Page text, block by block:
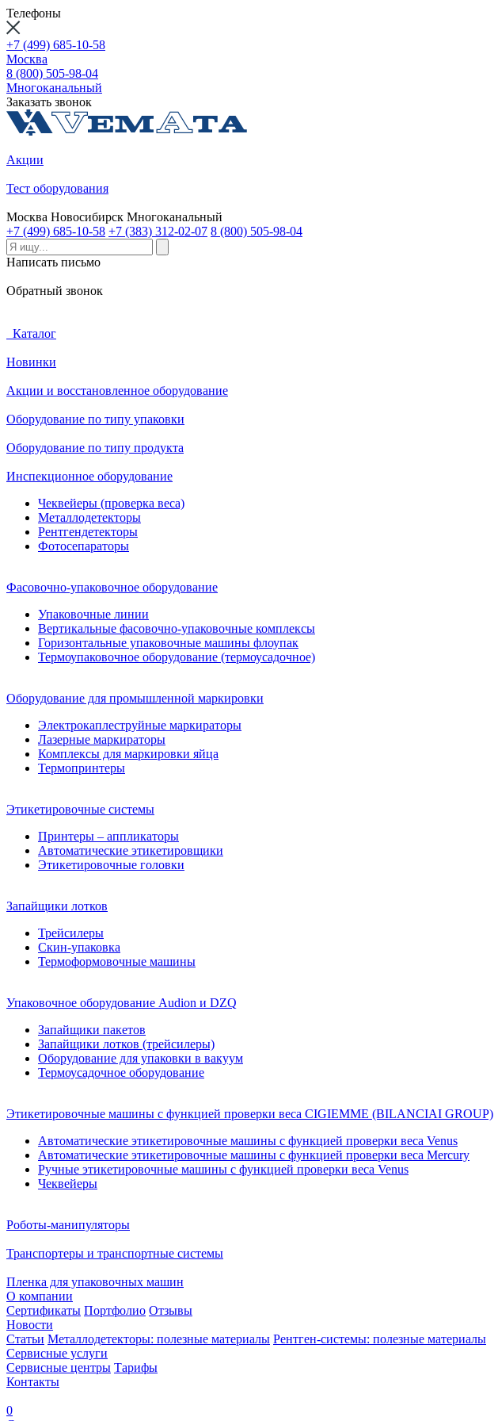
Телефоны
+7 (499) 685-10-58
Москва
8 (800) 505-98-04
Многоканальный
Заказать звонок
Акции
Тест оборудования
Москва Новосибирск Многоканальный
+7 (499) 685-10-58 +7 (383) 312-02-07 8 (800) 505-98-04
Написать письмо
Обратный звонок
Каталог
Новинки
Акции и восстановленное оборудование
Оборудование по типу упаковки
Оборудование по типу продукта
Инспекционное оборудование
Чеквейеры (проверка веса)
Металлодетекторы
Рентгендетекторы
Фотосепараторы
Фасовочно-упаковочное оборудование
Упаковочные линии
Вертикальные фасовочно-упаковочные комплексы
Горизонтальные упаковочные машины флоупак
Термоупаковочное оборудование (термоусадочное)
Оборудование для промышленной маркировки
Электрокаплеструйные маркираторы
Лазерные маркираторы
Комплексы для маркировки яйца
Термопринтеры
Этикетировочные системы
Принтеры – аппликаторы
Автоматические этикетировщики
Этикетировочные головки
Запайщики лотков
Трейсилеры
Скин-упаковка
Термоформовочные машины
Упаковочное оборудование Audion и DZQ
Запайщики пакетов
Запайщики лотков (трейсилеры)
Оборудование для упаковки в вакуум
Термоусадочное оборудование
Этикетировочные машины с функцией проверки веса CIGIEMME (BILANCIAI GROUP)
Автоматические этикетировочные машины с функцией проверки веса Venus
Автоматические этикетировочные машины с функцией проверки веса Mercury
Ручные этикетировочные машины с функцией проверки веса Venus
Чеквейеры
Роботы-манипуляторы
Транспортеры и транспортные системы
Пленка для упаковочных машин
О компании
Сертификаты Портфолио Отзывы
Новости
Статьи Металлодетекторы: полезные материалы Рентген-системы: полезные материалы
Сервисные услуги
Сервисные центры Тарифы
Контакты
0